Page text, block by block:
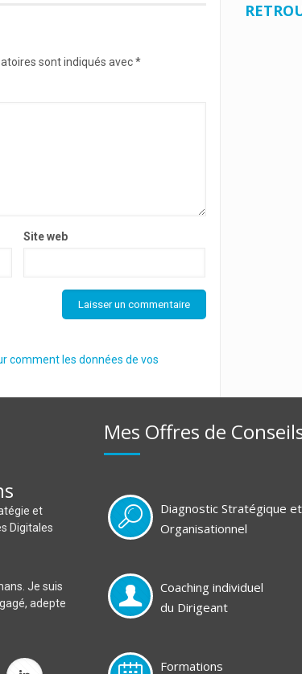
sont indiqués avec*
Site web
comment les données de vos
et
Digitales
Je suis
adepte
Mes Offres de
Diagnostic Stratégique et
Organisationnel
Coaching individuel
du Dirigeant
Formations